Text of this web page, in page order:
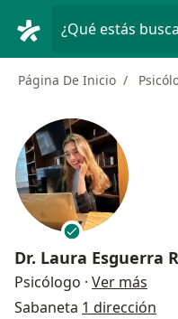
¿Qué estás
Página De Inicio
Dr. Laura Esguerra
Psicólogo · Ver más
Sabaneta 1 dirección